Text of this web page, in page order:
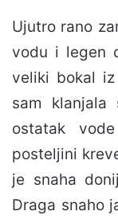
Ujutro rano
vodu i legen
veliki bokal
sam klanjala
ostatak
posteljini
je snaha
Draga snaho